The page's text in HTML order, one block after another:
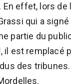
effet, lors
qui a
partie du
il est
des